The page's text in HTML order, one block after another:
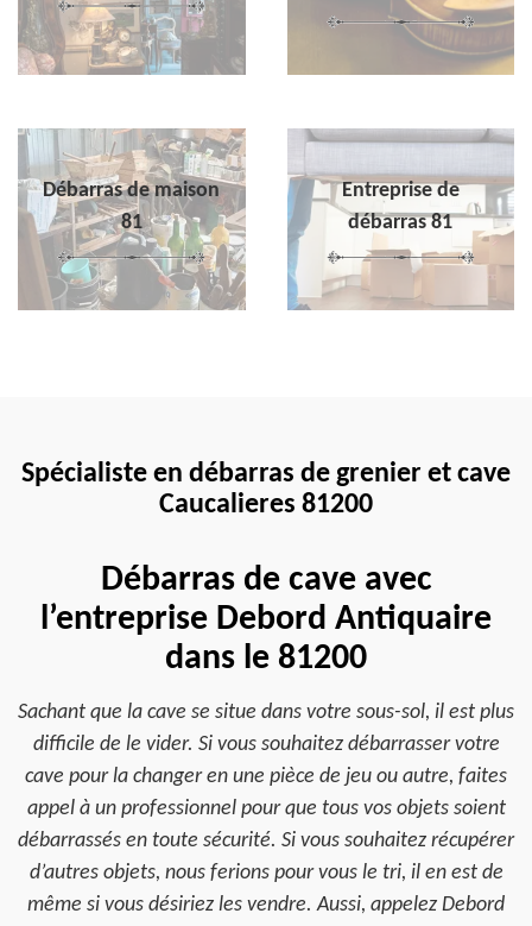
Débarras de maison
81
Entreprise de
débarras 81
Spécialiste en débarras de grenier et cave
Caucalieres 81200
Débarras de cave avec
l’entreprise Debord Antiquaire
dans le 81200
Sachant que la cave se situe dans votre sous-sol, il est plus
difficile de le vider. Si vous souhaitez débarrasser votre
cave pour la changer en une pièce de jeu ou autre, faites
appel à un professionnel pour que tous vos objets soient
débarrassés en toute sécurité. Si vous souhaitez récupérer
d’autres objets, nous ferions pour vous le tri, il en est de
même si vous désiriez les vendre. Aussi, appelez Debord